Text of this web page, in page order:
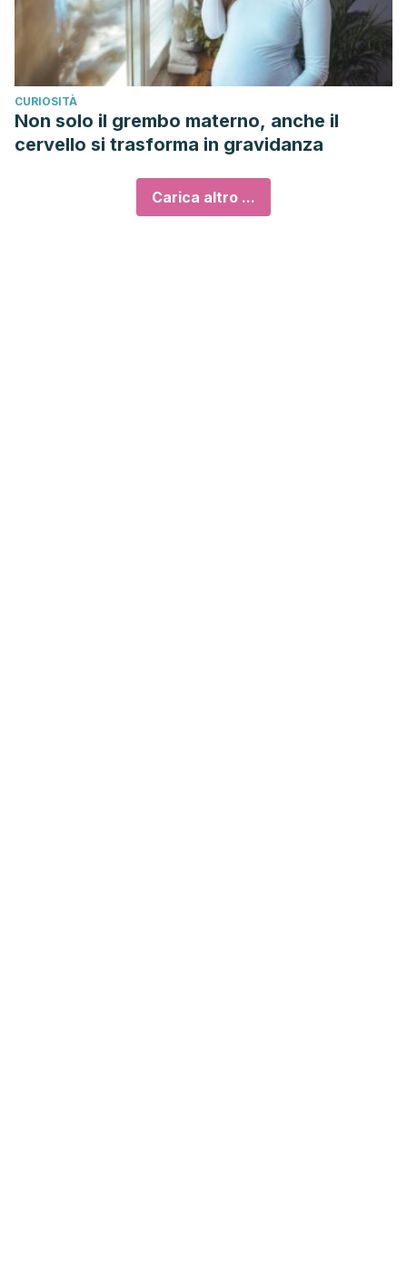
CURIOSITÀ
Non solo il grembo materno, anche il
cervello si trasforma in gravidanza
Carica altro ...